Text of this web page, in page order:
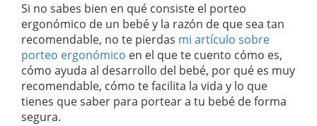
Si no sabes bien en qué consiste el porteo
ergonómico de un bebé y la razón de que sea tan
recomendable, no te pierdas mi artículo sobre
porteo ergonómico en el que te cuento cómo es,
cómo ayuda al desarrollo del bebé, por qué es muy
recomendable, cómo te facilita la vida y lo que
tienes que saber para portear a tu bebé de forma
segura.